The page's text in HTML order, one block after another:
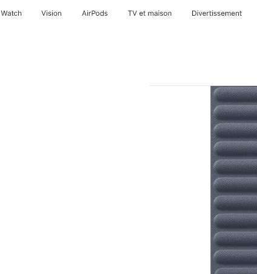
Watch Vision AirPods TV et maison Divertissement